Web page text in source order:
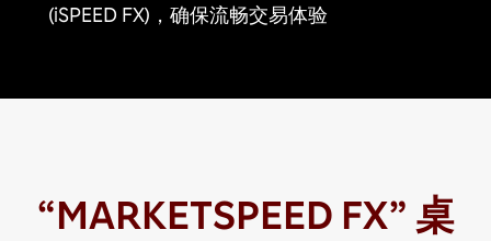
(iSPEED FX)，确保流畅交易体验
“MARKETSPEED FX” 桌